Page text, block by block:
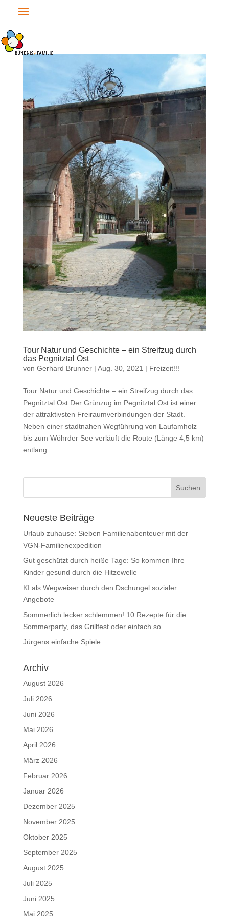
Tour Natur und Geschichte – ein Streifzug durch
das Pegnitztal Ost
von Gerhard Brunner| Aug. 30, 2021 | Freizeit!!!
Tour Natur und Geschichte – ein Streifzug durch das
Pegnitztal Ost Der Grünzug im Pegnitztal Ost ist einer
der attraktivsten Freiraumverbindungen der Stadt.
Neben einer stadtnahen Wegführung von Laufamholz
bis zum Wöhrder See verläuft die Route (Länge 4,5 km)
entlang...
Neueste Beiträge
Urlaub zuhause: Sieben Familienabenteuer mit der
VGN-Familienexpedition
Gut geschützt durch heiße Tage: So kommen Ihre
Kinder gesund durch die Hitzewelle
KI als Wegweiser durch den Dschungel sozialer
Angebote
Sommerlich lecker schlemmen! 10 Rezepte für die
Sommerparty, das Grillfest oder einfach so
Jürgens einfache Spiele
Archiv
August 2026
Juli 2026
Juni 2026
Mai 2026
April 2026
März 2026
Februar 2026
Januar 2026
Dezember 2025
November 2025
Oktober 2025
September 2025
August 2025
Juli 2025
Juni 2025
Mai 2025